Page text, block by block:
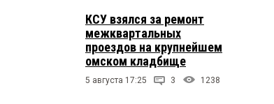
КСУ взялся за ремонт
межквартальных
проездов на крупнейшем
омском кладбище
5 августа 17:25 3 1238